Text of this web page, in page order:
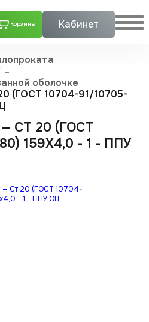
Корзина Кабинет
оболочке
(ГОСТ 10704-91/10705-
СТ 20 (ГОСТ
159X4,0 - 1 - ППУ